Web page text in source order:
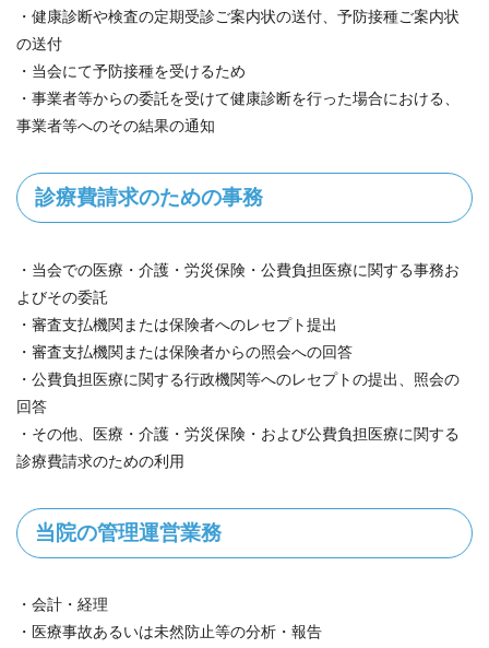
・健康診断や検査の定期受診ご案内状の送付、予防接種ご案内状
の送付
・当会にて予防接種を受けるため
・事業者等からの委託を受けて健康診断を行った場合における、
事業者等へのその結果の通知
診療費請求のための事務
・当会での医療・介護・労災保険・公費負担医療に関する事務お
よびその委託
・審査支払機関または保険者へのレセプト提出
・審査支払機関または保険者からの照会への回答
・公費負担医療に関する行政機関等へのレセプトの提出、照会の
回答
・その他、医療・介護・労災保険・および公費負担医療に関する
診療費請求のための利用
当院の管理運営業務
・会計・経理
・医療事故あるいは未然防止等の分析・報告